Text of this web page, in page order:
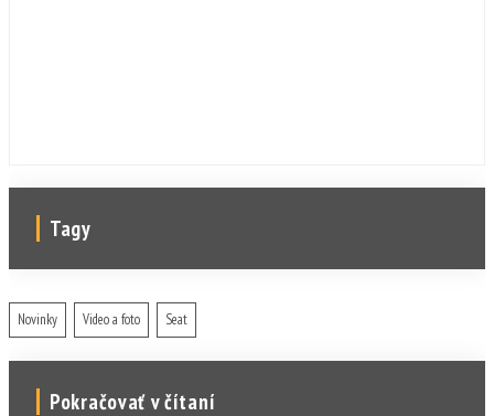
Tagy
Novinky Video a foto Seat
Pokračovať v čítaní